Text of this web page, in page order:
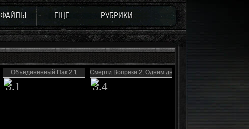
ФАЙЛЫ ЕЩЕ РУБРИКИ
Объединенный Пак 2.1
3.1
Смерти Вопреки 2. Одним днем живу
3.4